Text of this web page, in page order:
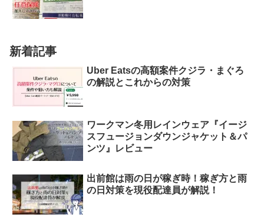
新着記事
Uber Eatsの高額案件クジラ・まぐろ
の解説とこれからの対策
ワークマン冬用レインウェア『イージ
スフュージョンダウンジャケット＆パ
ンツ』レビュー
出前館は雨の日が稼ぎ時！稼ぎ方と雨
の日対策を現役配達員が解説！